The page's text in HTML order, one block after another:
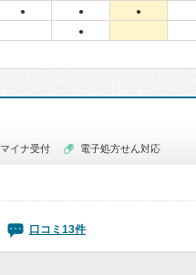
● ● ●
●
マイナ受付 電子処方せん対応
口コミ13件